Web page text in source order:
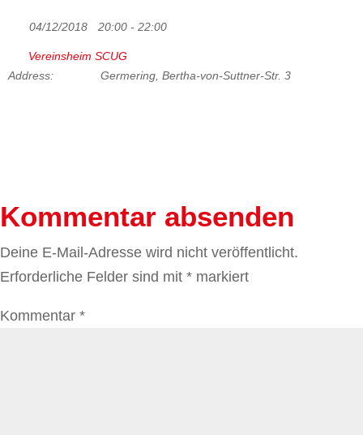
04/12/2018 20:00 - 22:00
Vereinsheim SCUG
Address:
Germering, Bertha-von-Suttner-Str. 3
Kommentar absenden
Deine E-Mail-Adresse wird nicht veröffentlicht.
Erforderliche Felder sind mit * markiert
Kommentar *